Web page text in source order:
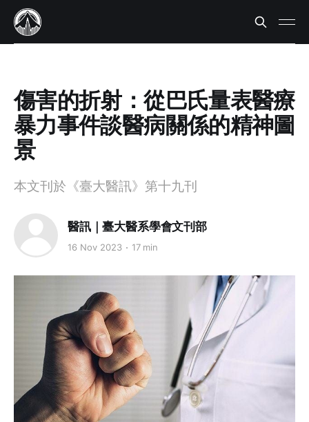
傷害的折射：從巴氏量表醫療
暴力事件談醫病關係的精神圖
景
本文刊於《臺大醫訊》第十九刊
醫訊｜臺大醫系學會文刊部
16 Nov 2023 17 min